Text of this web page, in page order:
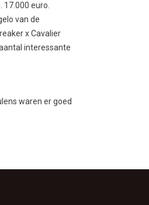
euro.
van de
x Cavalier
interessante
waren er goed